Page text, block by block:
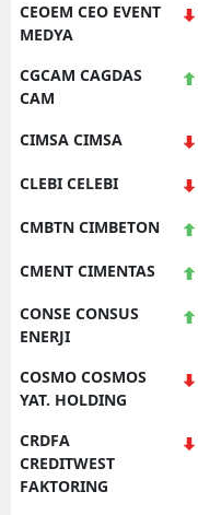
CEOEM CEO EVENT
MEDYA
CGCAM CAGDAS
CAM
CIMSA CIMSA
CLEBI CELEBI
CMBTN CIMBETON
CMENT CIMENTAS
CONSE CONSUS
ENERJI
COSMO COSMOS
YAT. HOLDING
CRDFA
CREDITWEST
FAKTORING